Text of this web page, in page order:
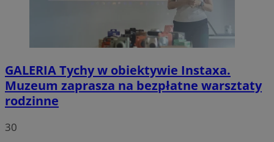
GALERIATychy w obiektywie Instaxa.
Muzeum zaprasza na bezpłatne warsztaty
rodzinne
30